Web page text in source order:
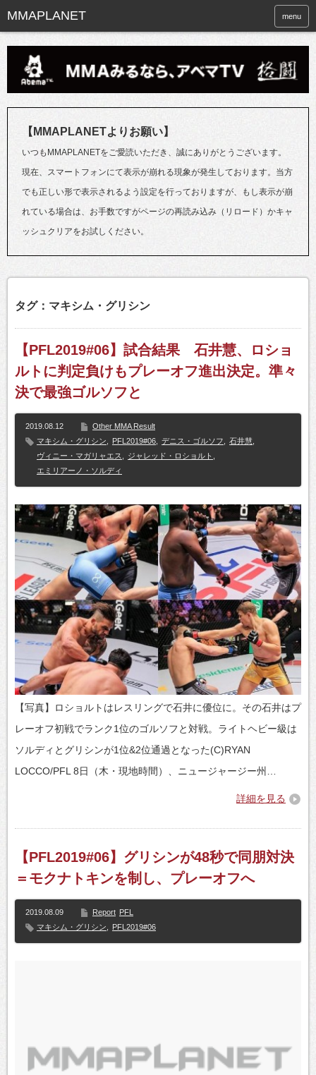
menu
【MMAPLANETよりお願い】
いつもMMAPLANETをご愛読いただき、誠にありがとうございます。
現在、スマートフォンにて表示が崩れる現象が発生しております。当方
でも正しい形で表示されるよう設定を行っておりますが、もし表示が崩
れている場合は、お手数ですがページの再読み込み（リロード）かキャ
ッシュクリアをお試しください。
タグ：マキシム・グリシン
【PFL2019#06】試合結果 石井慧、ロショ
ルトに判定負けもプレーオフ進出決定。準々
決で最強ゴルソフと
2019.08.12
Other MMA Result
マキシム・グリシン
PFL2019#06 デニス・ゴルソフ 石井慧
ヴィニー・マガリャエス
ジャレッド・ロショルト
エミリアーノ・ソルディ
【写真】ロショルトはレスリングで石井に優位に。その石井はプ
レーオフ初戦でランク1位のゴルソフと対戦。ライトヘビー級は
ソルディとグリシンが1位&2位通過となった(C)RYAN
LOCCO/PFL 8日（木・現地時間）、ニュージャージー州…
詳細を見る
【PFL2019#06】グリシンが48秒で同朋対決
＝モクナトキンを制し、プレーオフへ
2019.08.09 Report PFL
マキシム・グリシン
PFL2019#06